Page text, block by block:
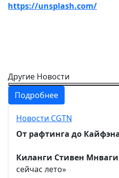
https://unsplash.com/
Другие Новости
Подробнее
Новости CGTN
От рафтинга до
Киланги Стивен
сейчас лето»